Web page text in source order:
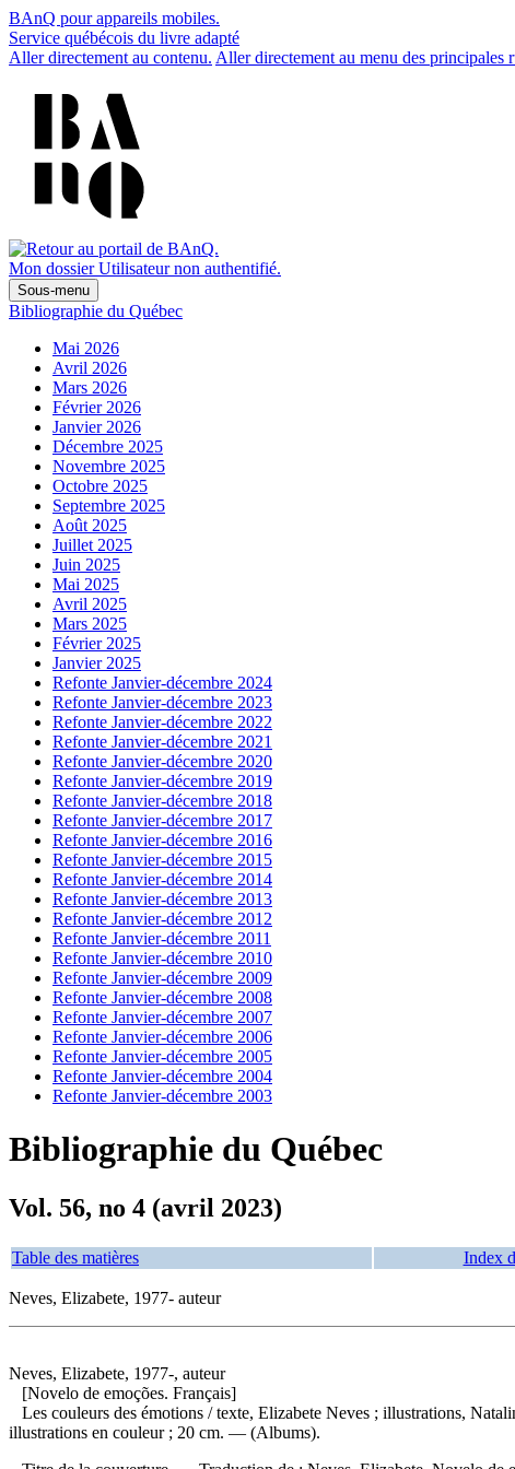
BAnQ pour appareils mobiles.
Service québécois du livre adapté
Aller directement au contenu. Aller directement au menu des principales
Mon dossier Utilisateur non authentifié.
Sous-menu
Bibliographie du Québec
Mai 2026
Avril 2026
Mars 2026
Février 2026
Janvier 2026
Décembre 2025
Novembre 2025
Octobre 2025
Septembre 2025
Août 2025
Juillet 2025
Juin 2025
Mai 2025
Avril 2025
Mars 2025
Février 2025
Janvier 2025
Refonte Janvier-décembre 2024
Refonte Janvier-décembre 2023
Refonte Janvier-décembre 2022
Refonte Janvier-décembre 2021
Refonte Janvier-décembre 2020
Refonte Janvier-décembre 2019
Refonte Janvier-décembre 2018
Refonte Janvier-décembre 2017
Refonte Janvier-décembre 2016
Refonte Janvier-décembre 2015
Refonte Janvier-décembre 2014
Refonte Janvier-décembre 2013
Refonte Janvier-décembre 2012
Refonte Janvier-décembre 2011
Refonte Janvier-décembre 2010
Refonte Janvier-décembre 2009
Refonte Janvier-décembre 2008
Refonte Janvier-décembre 2007
Refonte Janvier-décembre 2006
Refonte Janvier-décembre 2005
Refonte Janvier-décembre 2004
Refonte Janvier-décembre 2003
Bibliographie du Québec
Vol. 56, no 4 (avril 2023)
Table des matières Index
Neves, Elizabete, 1977- auteur
Neves, Elizabete, 1977-, auteur
[Novelo de emoções. Français]
Les couleurs des émotions / texte, Elizabete Neves ; illustrations,
illustrations en couleur ; 20 cm. — (Albums).